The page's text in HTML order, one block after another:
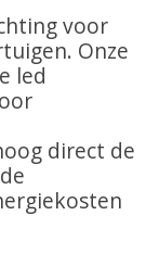
voor
Onze
led
direct de